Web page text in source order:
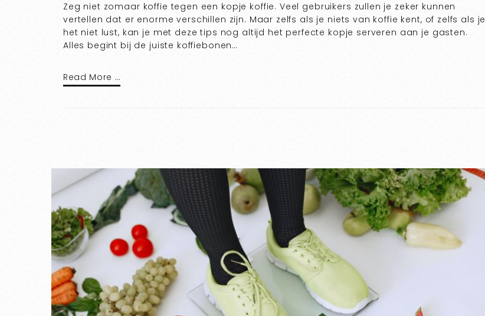
Zeg niet zomaar koffie tegen een kopje koffie. Veel gebruikers zullen je zeker kunnen
vertellen dat er enorme verschillen zijn. Maar zelfs als je niets van koffie kent, of zelfs als je
het niet lust, kan je met deze tips nog altijd het perfecte kopje serveren aan je gasten.
Alles begint bij de juiste koffiebonen…
Read More …